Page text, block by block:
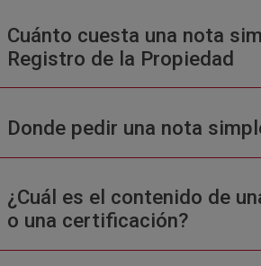
Cuánto cuesta una nota
Registro de la Propiedad
Donde pedir una nota
¿Cuál es el contenido de
o una certificación?